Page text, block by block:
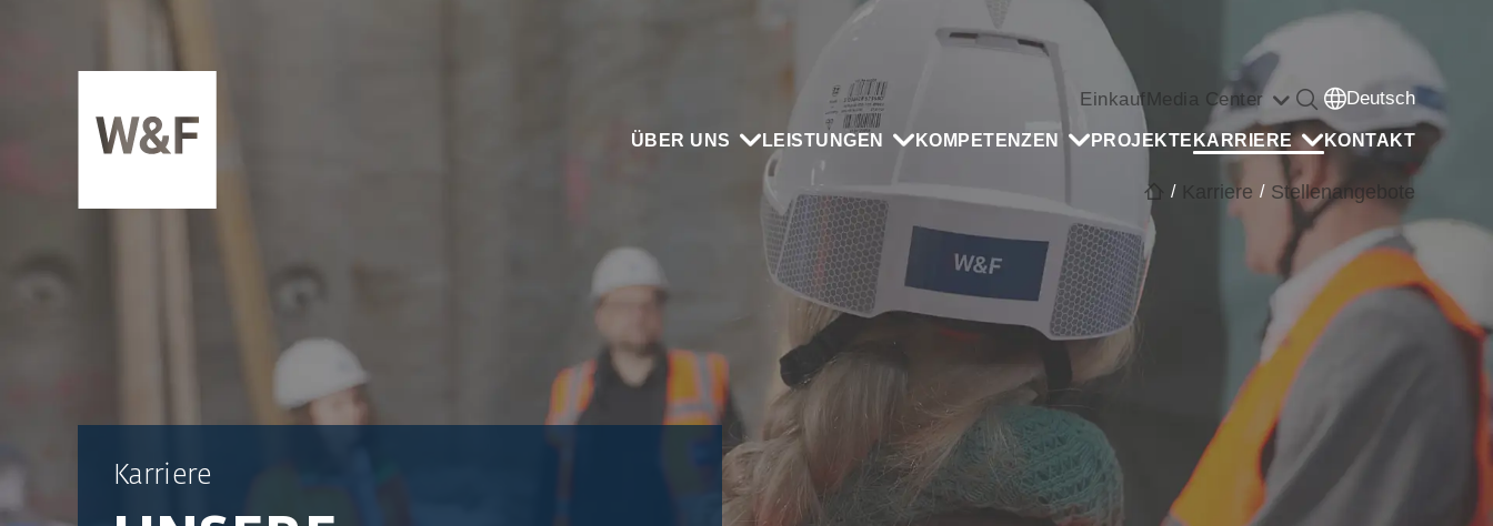
ÜBER UNS LEISTUNGEN KOMPETENZEN PROJEKTE KARRIERE KONTAKT
Einkauf Media Center Deutsch
/ Karriere / Stellenangebote
Karriere